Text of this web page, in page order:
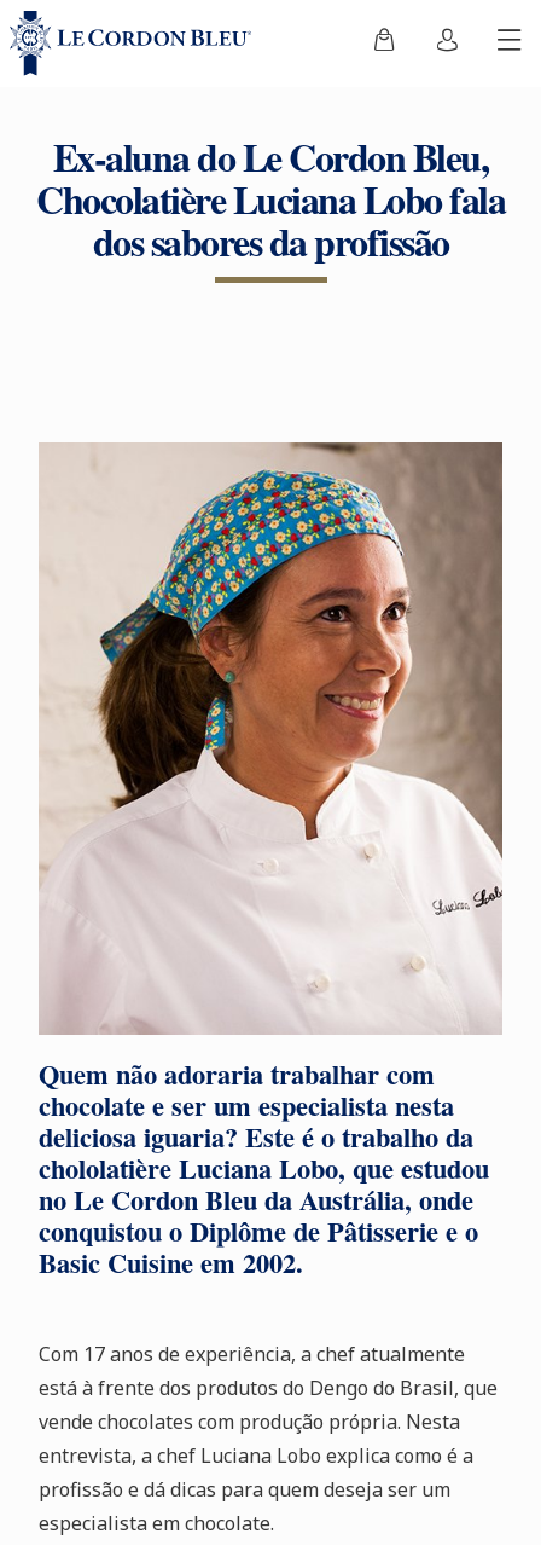
Ex-aluna do Le Cordon Bleu,
Chocolatière Luciana Lobo fala
dos sabores da profissão
Quem não adoraria trabalhar com
chocolate e ser um especialista nesta
deliciosa iguaria? Este é o trabalho da
chololatière Luciana Lobo, que estudou
no Le Cordon Bleu da Austrália, onde
conquistou o Diplôme de Pâtisserie e o
Basic Cuisine em 2002.
Com 17 anos de experiência, a chef atualmente
está à frente dos produtos do Dengo do Brasil, que
vende chocolates com produção própria. Nesta
entrevista, a chef Luciana Lobo explica como é a
profissão e dá dicas para quem deseja ser um
especialista em chocolate.